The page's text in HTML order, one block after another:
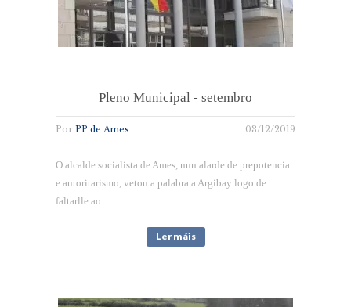
Pleno Municipal - setembro
Por PP de Ames 03/12/2019
O alcalde socialista de Ames, nun alarde de prepotencia
e autoritarismo, vetou a palabra a Argibay logo de
faltarlle ao…
Ler máis